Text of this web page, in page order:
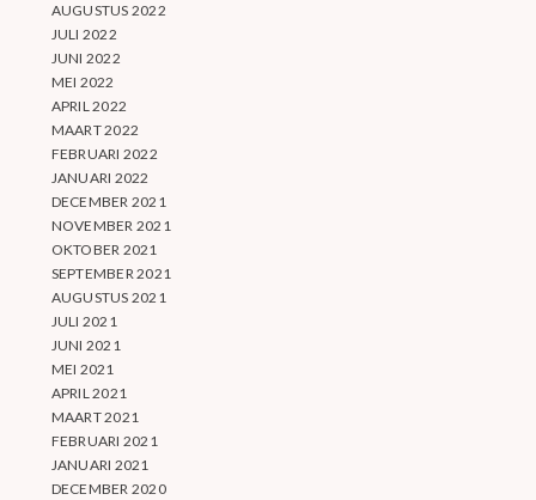
AUGUSTUS 2022
JULI 2022
JUNI 2022
MEI 2022
APRIL 2022
MAART 2022
FEBRUARI 2022
JANUARI 2022
DECEMBER 2021
NOVEMBER 2021
OKTOBER 2021
SEPTEMBER 2021
AUGUSTUS 2021
JULI 2021
JUNI 2021
MEI 2021
APRIL 2021
MAART 2021
FEBRUARI 2021
JANUARI 2021
DECEMBER 2020